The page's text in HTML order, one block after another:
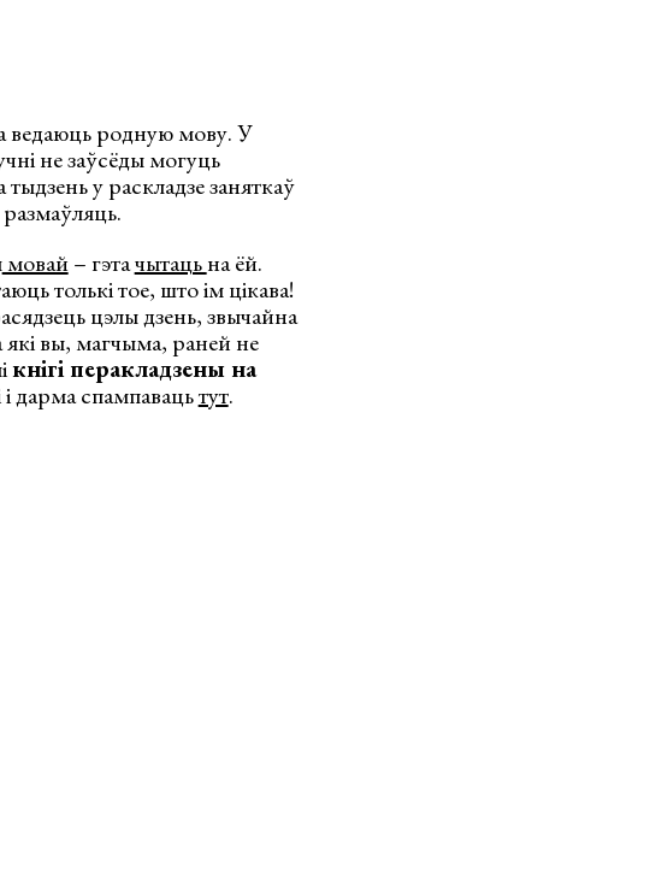
ведаюць родную мову. У
не заўсёды могуць
у раскладзе заняткаў
мовай– гэтачытацьна ёй.
толькі тое, што ім цікава!
цэлы дзень, звычайна
вы, магчыма, раней не
кнігі перакладзены на
дарма спампавацьтут.